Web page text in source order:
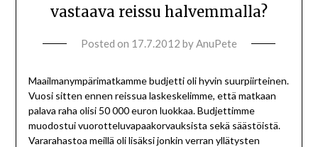
vastaava reissu halvemmalla?
Posted on 17.7.2012 byAnuPete
Maailmanympärimatkamme budjetti oli hyvin suurpiirteinen.
Vuosi sitten ennen reissua laskeskelimme, että matkaan
palava raha olisi 50 000 euron luokkaa. Budjettimme
muodostui vuorotteluvapaakorvauksista sekä säästöistä.
Vararahastoa meillä oli lisäksi jonkin verran yllätysten